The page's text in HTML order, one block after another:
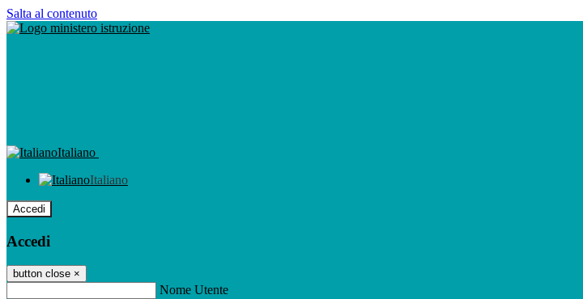
Salta al contenuto
Italiano
Italiano
Accedi
Accedi
button close ×
Nome Utente